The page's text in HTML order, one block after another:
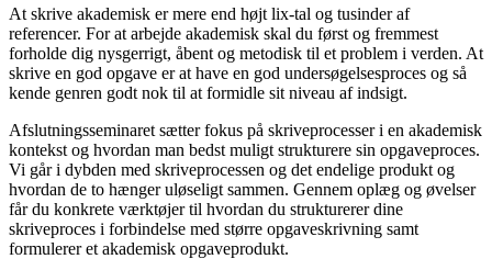
At skrive akademisk er mere end højt lix-tal og tusinder af
referencer. For at arbejde akademisk skal du først og fremmest
forholde dig nysgerrigt, åbent og metodisk til et problem i verden. At
skrive en god opgave er at have en god undersøgelsesproces og så
kende genren godt nok til at formidle sit niveau af indsigt.
Afslutningsseminaret sætter fokus på skriveprocesser i en akademisk
kontekst og hvordan man bedst muligt strukturere sin opgaveproces.
Vi går i dybden med skriveprocessen og det endelige produkt og
hvordan de to hænger uløseligt sammen. Gennem oplæg og øvelser
får du konkrete værktøjer til hvordan du strukturerer dine
skriveproces i forbindelse med større opgaveskrivning samt
formulerer et akademisk opgaveprodukt.